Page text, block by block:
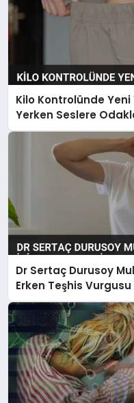
Kilo Kontrolünde
Yerken Seslere
Dr Sertaç Durusoy
Erken Teşhis Vurgusu